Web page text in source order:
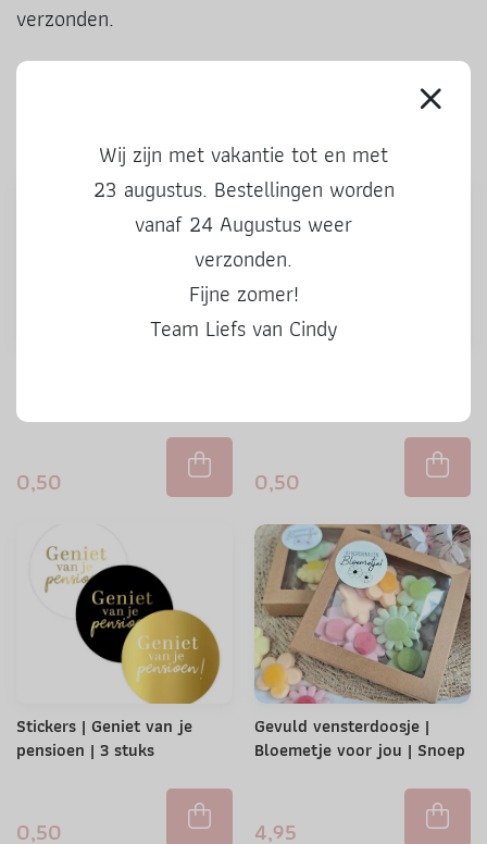
verzonden.
Ook leuke producten
0,50 0,50
Stickers | Geniet van je
pensioen | 3 stuks
0,50
Gevuld vensterdoosje |
Bloemetje voor jou | Snoep
4,95
Wij zijn met vakantie tot en met
23 augustus. Bestellingen worden
vanaf 24 Augustus weer
verzonden.
Fijne zomer!
Team Liefs van Cindy